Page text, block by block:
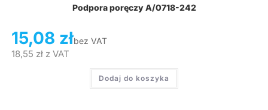
Podpora poręczy A/0718-242
15,08 złbez VAT
18,55 złz VAT
Dodaj do koszyka